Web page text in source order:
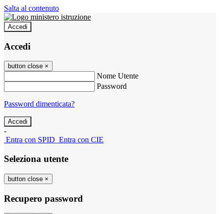
Salta al contenuto
Accedi
Accedi
button close ×
Nome Utente
Password
Password dimenticata?
-
Entra con SPID Entra con CIE
Seleziona utente
button close ×
Recupero password